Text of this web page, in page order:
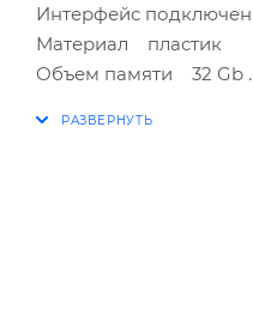
Интерфейс
Материал пластик
Объем памяти 32 Gb